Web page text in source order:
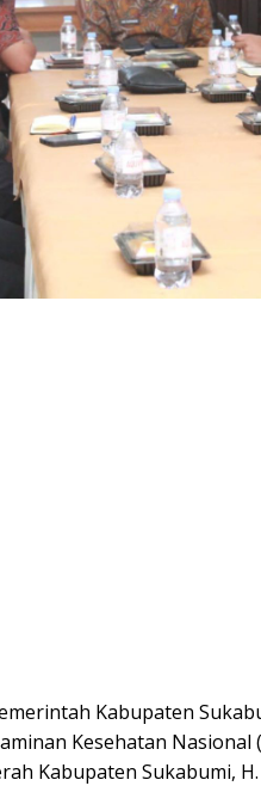
Kabupaten
Kesehatan Nasional
Kabupaten Sukabumi,